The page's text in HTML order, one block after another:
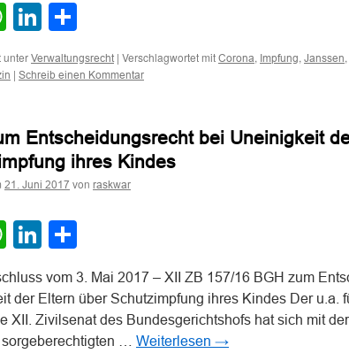
WhatsApp
LinkedIn
unter Verwaltungsrecht | Verschlagwortet mit Corona, Impfung, Janssen,
| Schreib einen Kommentar
Entscheidungsrecht bei Uneinigkeit
ihres Kindes
21. Juni 2017 von raskwar
WhatsApp
LinkedIn
vom 3. Mai 2017 – XII ZB 157/16 BGH zum
der Eltern über Schutzimpfung ihres Kindes Der u.a.
XII. Zivilsenat des Bundesgerichtshofs hat sich mit
… Weiterlesen →